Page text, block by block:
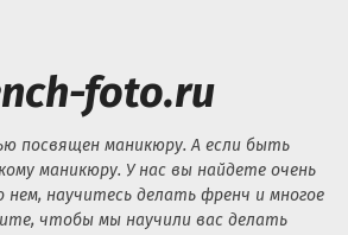
foto.ru
посвящен маникюру. А если быть
маникюру. У нас вы найдете очень
нем, научитесь делать френч и многое
чтобы мы научили вас делать